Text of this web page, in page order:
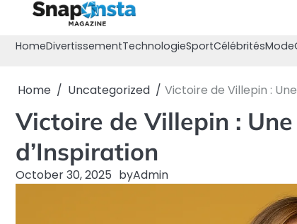
content
HomeDivertissementTechnologieSportCélébritésMode
Home Uncategorized Victoire de Villepin :
Victoire de Villepin :
d’Inspiration
October 30, 2025 byAdmin